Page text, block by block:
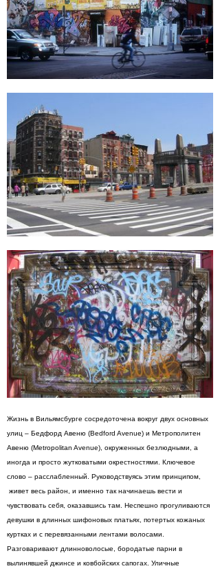
Жизнь в Вильямсбурге сосредоточена вокруг двух основных
улиц – Бедфорд Авеню (Bedford Avenue) и Метрополитен
Авеню (Metropolitan Avenue), окруженных безлюдными, а
иногда и просто жутковатыми окрестностями. Ключевое
слово – расслабленный. Руководствуясь этим принципом,
живет весь район, и именно так начинаешь вести и
чувствовать себя, оказавшись там. Неспешно прогуливаются
девушки в длинных шифоновых платьях, потертых кожаных
куртках и с перевязанными лентами волосами.
Разговаривают длинноволосые, бородатые парни в
вылинявшей джинсе и ковбойских сапогах. Уличные